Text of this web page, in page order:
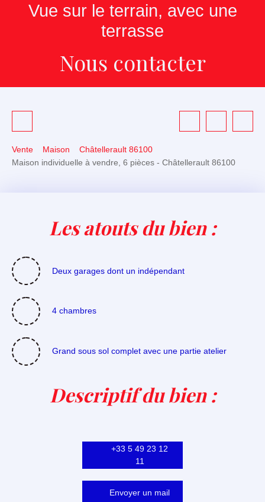
Vue sur le terrain, avec une
terrasse
Nous contacter
Vente Maison
Châtellerault 86100
Maison individuelle à vendre, 6 pièces - Châtellerault 86100
Les atouts du bien :
Deux garages dont un indépendant
4 chambres
Grand sous sol complet avec une partie atelier
Descriptif du bien:
+33 5 49 23 12
11
Envoyer un mail